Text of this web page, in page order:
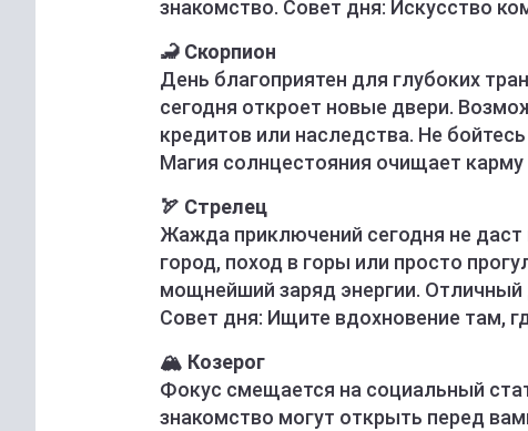
знакомство. Совет дня: Искусство
🦂 Скорпион
День благоприятен для глубоких
сегодня откроет новые двери.
кредитов или наследства. Не
Магия солнцестояния очищает
🏹 Стрелец
Жажда приключений сегодня не даст
город, поход в горы или просто
мощнейший заряд энергии. Отличный
Совет дня: Ищите вдохновение там,
🏔 Козерог
Фокус смещается на социальный
знакомство могут открыть перед